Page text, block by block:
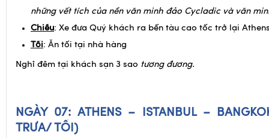
những vết tích của nền văn minh đảo Cycladic và văn
Chiều: Xe đưa Quý khách ra bến tàu cao tốc trở lại
Tối: Ăn tối tại nhà hàng
Nghỉ đêm tại khách sạn 3 sao tương đương.
NGÀY 07: ATHENS – ISTANBUL–
TRƯA/ TỐI)